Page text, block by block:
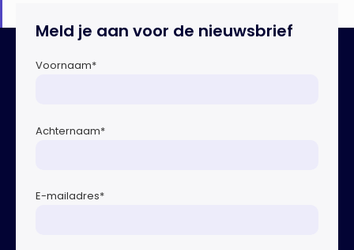
Meld je aan voor de nieuwsbrief
Voornaam*
Achternaam*
E-mailadres*